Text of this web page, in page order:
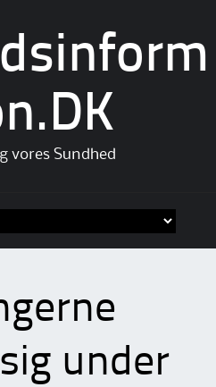
vores Sundhed
under